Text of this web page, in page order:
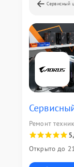
Сервисный
Ремонт
Открыто до